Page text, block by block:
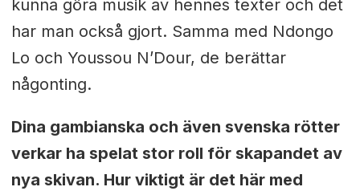
kunna göra musik av hennes texter och det
har man också gjort. Samma med Ndongo
Lo och Youssou N’Dour, de berättar
någonting.
Dina gambianska och även svenska rötter
verkar ha spelat stor roll för skapandet av
nya skivan. Hur viktigt är det här med